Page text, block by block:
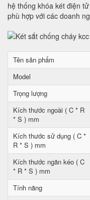
hệ thống khóa két điện
phù hợp với các doanh
Tên sản phẩm
Model
Trọng lượng
Kích thước ngoài ( C * R
* S ) mm
Kích thước sử dụng ( C *
R * S ) mm
Kích thước ngăn kéo ( C
* R * S ) mm
Tính năng